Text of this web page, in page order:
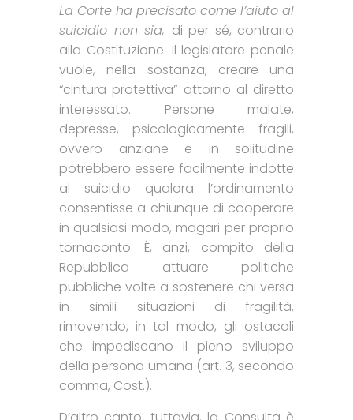
La Corte ha precisato come l’aiuto al
suicidio non sia, di per sé, contrario
alla Costituzione. Il legislatore penale
vuole, nella sostanza, creare una
“cintura protettiva” attorno al diretto
interessato. Persone malate,
depresse, psicologicamente fragili,
ovvero anziane e in solitudine
potrebbero essere facilmente indotte
al suicidio qualora l’ordinamento
consentisse a chiunque di cooperare
in qualsiasi modo, magari per proprio
tornaconto. È, anzi, compito della
Repubblica attuare politiche
pubbliche volte a sostenere chi versa
in simili situazioni di fragilità,
rimovendo, in tal modo, gli ostacoli
che impediscano il pieno sviluppo
della persona umana (art. 3, secondo
comma, Cost.).